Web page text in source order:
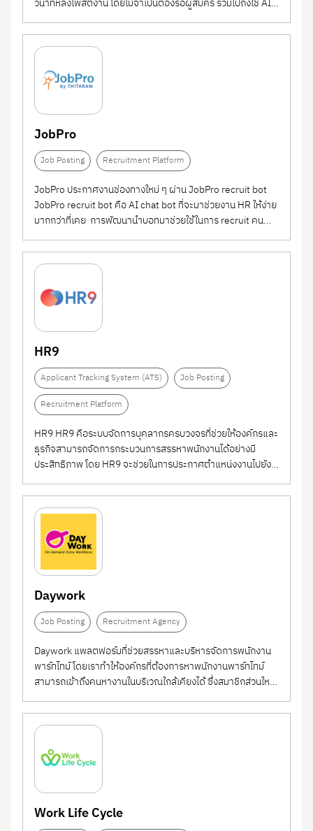
ในการแนะนำบทความและคอร์สเรียนออนไลน์ต่างๆ ตามความ
สนใจของผู้ใช้งานแต่ละคนเพื่อช่วยส่งเสริมทักษะที่เกี่ยวกับสาย
งานและความสนใจ 💡 เปิดให้ใช้งานฟรี...
JobPro
Job Posting Recruitment Platform
JobPro ประกาศงานช่องทางใหม่ ๆ ผ่าน JobPro recruit bot
JobPro recruit bot คือ AI chat bot ที่จะมาช่วยงาน HR ให้ง่าย
มากกว่าที่เคย การพัฒนานำบอทมาช่วยใช้ในการ recruit คน
โดยจะอยู่ในแพลตฟอร์มที่คนไทยใช้เป็นจำนวนมากอย่าง “ไลน์”
ของ JobPro และเนื่องจากบริษัทเราเป็นบริษัทเกี่ยวกับ
recruitment...
HR9
Applicant Tracking System (ATS)
Job Posting
Recruitment Platform
HR9 HR9 คือระบบจัดการบุคลากรครบวงจรที่ช่วยให้องค์กรและ
ธุรกิจสามารถจัดการกระบวนการสรรหาพนักงานได้อย่างมี
ประสิทธิภาพ โดย HR9 จะช่วยในการประกาศตำแหน่งงานไปยัง
แพลตฟอร์มการหางานชั้นนำหลายแห่ง และรวบรวมใบสมัครจาก
ทุกช่องทางไว้ในที่เดียว ทำให้ง่ายต่อการจัดการและตรวจสอบ
ข้อมูลผู้สมัคร HR9...
Daywork
Job Posting Recruitment Agency
Daywork แพลตฟอร์มที่ช่วยสรรหาและบริหารจัดการพนักงาน
พาร์ทไทม์ โดยเราทำให้องค์กรที่ต้องการหาพนักงานพาร์ทไทม์
สามารถเข้าถึงคนหางานในบริเวณใกล้เคียงได้ ซึ่งสมาชิกส่วนใหญ่
เป็นนักศึกษาจนถึงเด็กจบใหม่ในช่วงอายุ 18 - 24 ปี ปัจจุบันเรามี
สมาชิกที่เข้ามาหางานมากกว่า 200,000 คน มีการ matching
งานไปแล้วมากกว่า 200,000 วัน...
Work Life Cycle